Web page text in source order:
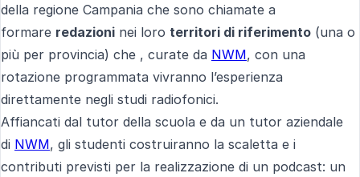
della regione Campania che sono chiamate a
formare redazioni nei loro territori di riferimento (una o
più per provincia) che , curate da NWM, con una
rotazione programmata vivranno l’esperienza
direttamente negli studi radiofonici.
Affiancati dal tutor della scuola e da un tutor aziendale
di NWM, gli studenti costruiranno la scaletta e i
contributi previsti per la realizzazione di un podcast: un